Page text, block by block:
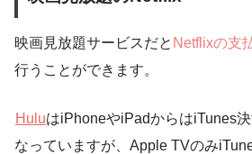
映画見放題サービスだと Netflixの支
行うことができます。
HuluはiPhoneやiPadからはiTunes
なっていますが、Apple TVのみ